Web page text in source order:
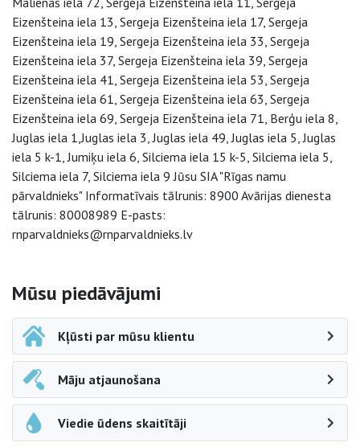
Eizenšteina iela 13, Sergeja Eizenšteina iela 17, Sergeja
Eizenšteina iela 19, Sergeja Eizenšteina iela 33, Sergeja
Eizenšteina iela 37, Sergeja Eizenšteina iela 39, Sergeja
Eizenšteina iela 41, Sergeja Eizenšteina iela 53, Sergeja
Eizenšteina iela 61, Sergeja Eizenšteina iela 63, Sergeja
Eizenšteina iela 69, Sergeja Eizenšteina iela 71, Berģu iela 8,
Juglas iela 1,Juglas iela 3, Juglas iela 49, Juglas iela 5, Juglas
iela 5 k-1, Jumiķu iela 6, Silciema iela 15 k-5, Silciema iela 5,
Silciema iela 7, Silciema iela 9 Jūsu SIA "Rīgas namu
pārvaldnieks" Informatīvais tālrunis: 8900 Avārijas dienesta
tālrunis: 80008989 E-pasts:
rnparvaldnieks@rnparvaldnieks.lv
Sāna navigācija
Mūsu piedāvājumi
Kļūsti par mūsu klientu
Māju atjaunošana
Viedie ūdens skaitītāji